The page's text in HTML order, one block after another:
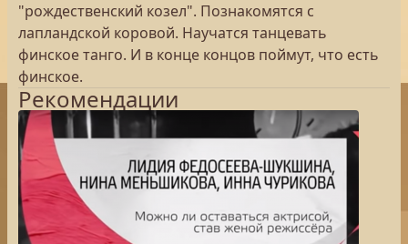
"рождественский козел". Познакомятся с
лапландской коровой. Научатся танцевать
финское танго. И в конце концов поймут, что есть
финское.
Рекомендации